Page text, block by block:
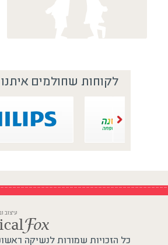
לקוחות שחולמים איתנו
עיצוב
כל הזכויות שמורות לנשיקה